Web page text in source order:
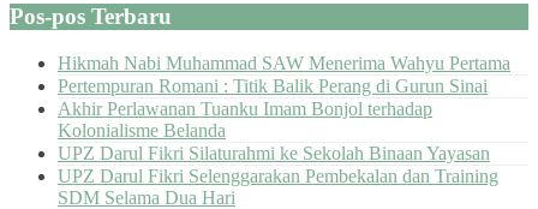
Pos-pos Terbaru
Hikmah Nabi Muhammad SAW Menerima Wahyu Pertama
Pertempuran Romani : Titik Balik Perang di Gurun Sinai
Akhir Perlawanan Tuanku Imam Bonjol terhadap
Kolonialisme Belanda
UPZ Darul Fikri Silaturahmi ke Sekolah Binaan Yayasan
UPZ Darul Fikri Selenggarakan Pembekalan dan Training
SDM Selama Dua Hari